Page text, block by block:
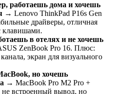
работаешь дома и хочешь
→ Lenovo ThinkPad P16s Gen
драйверы, отличная
клавишами.
в отелях и не хочешь
ZenBook Pro 16. Плюс:
экран для визуального
но хочешь
→ MacBook Pro M2 Pro +
не встроенный вывод, но